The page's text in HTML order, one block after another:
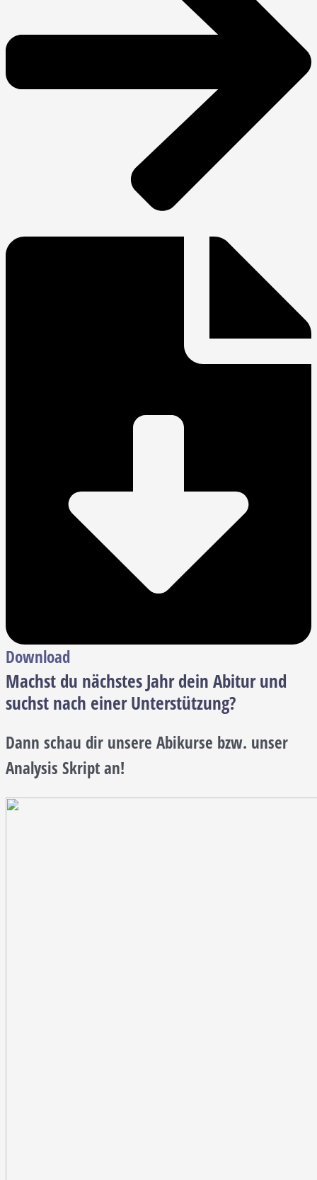
Download
Machst du nächstes Jahr dein Abitur und
suchst nach einer Unterstützung?
Dann schau dir unsere Abikurse bzw. unser
Analysis Skript an!